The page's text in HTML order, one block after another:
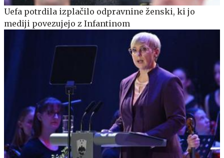
Uefa potrdila izplačilo odpravnine ženski, ki jo
mediji povezujejo z Infantinom